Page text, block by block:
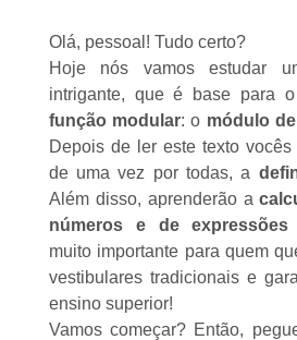
Olá, pessoal! Tudo certo?
Hoje nós vamos estudar
intrigante, que é base para
função modular: o módulo
Depois de ler este texto vocês
de uma vez por todas, a
Além disso, aprenderão a
números e de expressões
muito importante para quem
vestibulares tradicionais e
ensino superior!
Vamos começar? Então,